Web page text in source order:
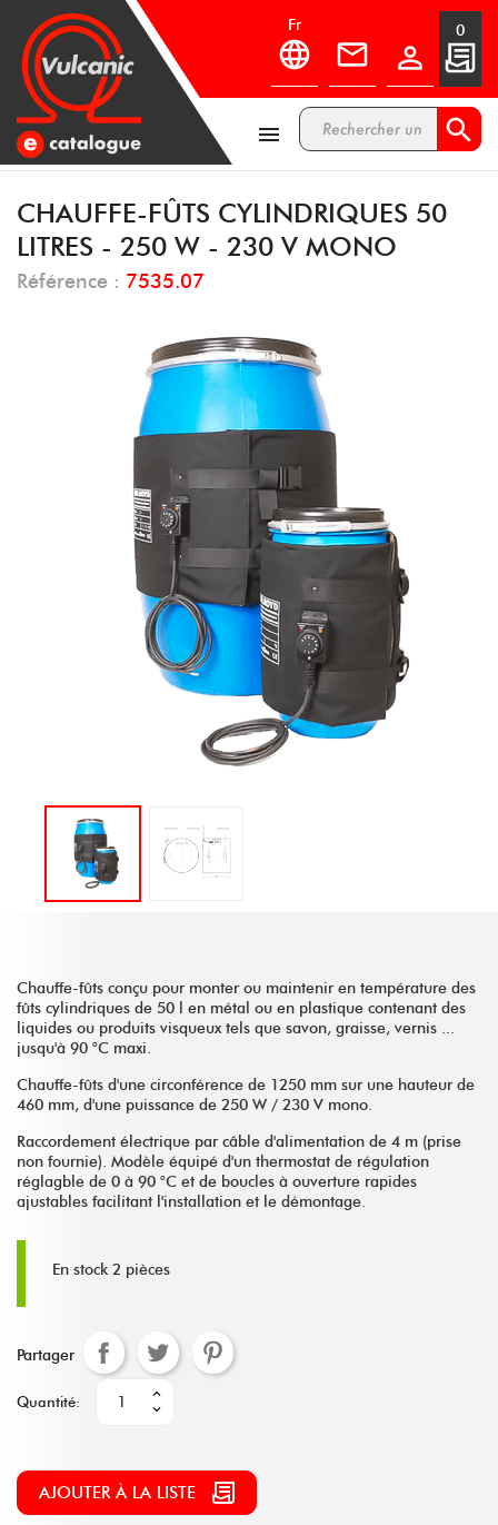
fr

0
 
CHAUFFE-FÛTS CYLINDRIQUES 50
LITRES - 250 W - 230 V MONO
Référence : 7535.07
Chauffe-fûts conçu pour monter ou maintenir en température des
fûts cylindriques de 50 l en métal ou en plastique contenant des
liquides ou produits visqueux tels que savon, graisse, vernis ...
jusqu'à 90 °C maxi.
Chauffe-fûts d'une circonférence de 1250 mm sur une hauteur de
460 mm, d'une puissance de 250 W / 230 V mono.
Raccordement électrique par câble d'alimentation de 4 m (prise
non fournie). Modèle équipé d'un thermostat de régulation
réglagble de 0 à 90 °C et de boucles à ouverture rapides
ajustables facilitant l'installation et le démontage.
En stock 2 pièces
Partager
Quantité:
AJOUTER À LA LISTE